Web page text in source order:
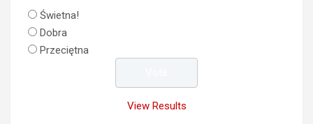
Świetna!
Dobra
Przeciętna
View Results